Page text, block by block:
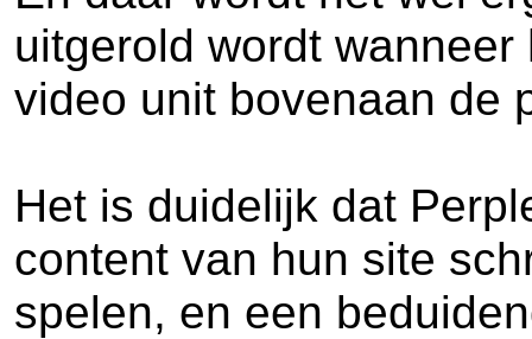
uitgerold wordt
video unit bovenaan de
Het is duidelijk dat
content van hun site
spelen, en een